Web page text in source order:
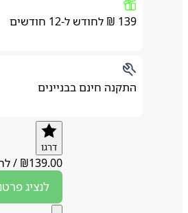
התקנה חינם בבניינים
₪139.00
/לחודש
לנציגפרטנר